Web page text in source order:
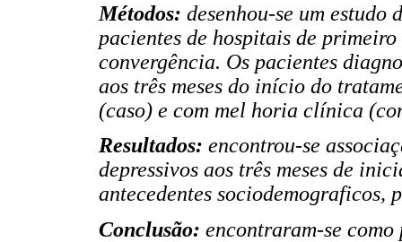
Métodos: desenhou-se um estudo
pacientes de hospitais de
convergência. Os pacientes
aos três meses do início do
(caso) e com mel horia clínica
Resultados: encontrou-se
depressivos aos três meses de
antecedentes sociodemograficos,
Conclusão: encontraram-se